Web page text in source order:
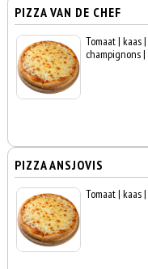
PIZZA VAN DE CHEF
Tomaat | kaas
champignons
PIZZA ANSJOVIS
Tomaat | kaas